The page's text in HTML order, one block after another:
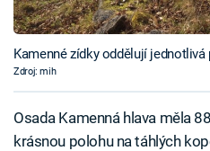
Kamenné zídky oddělují jednotlivá
Zdroj: mih
Osada Kamenná hlava měla
krásnou polohu na táhlých